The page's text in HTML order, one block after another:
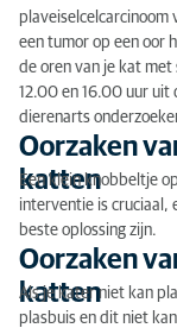
plaveiselcelcarcinoom
een tumor op een oor
de oren van je kat met
12.00 en 16.00 uur uit
dierenarts
Oorzaken
katten
Een klein knobbeltje
interventie is cruciaal,
beste oplossing zijn.
Oorzaken
katten
Als je kater niet kan
plasbuis en dit niet